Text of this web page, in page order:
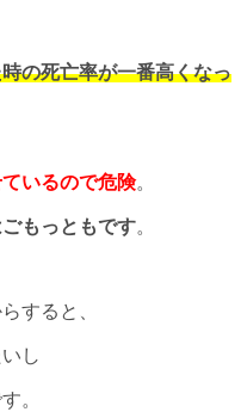
の死亡率が一番高くなっ
いるので危険。
もっともです。
すると、
し
。